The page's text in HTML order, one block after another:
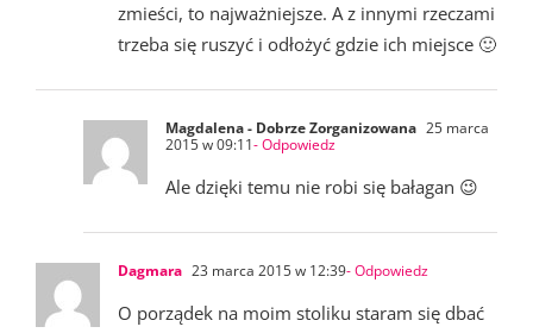
zmieści, to najważniejsze. A z innymi rzeczami
trzeba się ruszyć i odłożyć gdzie ich miejsce 🙂
Magdalena - Dobrze Zorganizowana 25 marca
2015 w 09:11- Odpowiedz
Ale dzięki temu nie robi się bałagan 😉
Dagmara 23 marca 2015 w 12:39- Odpowiedz
O porządek na moim stoliku staram się dbać